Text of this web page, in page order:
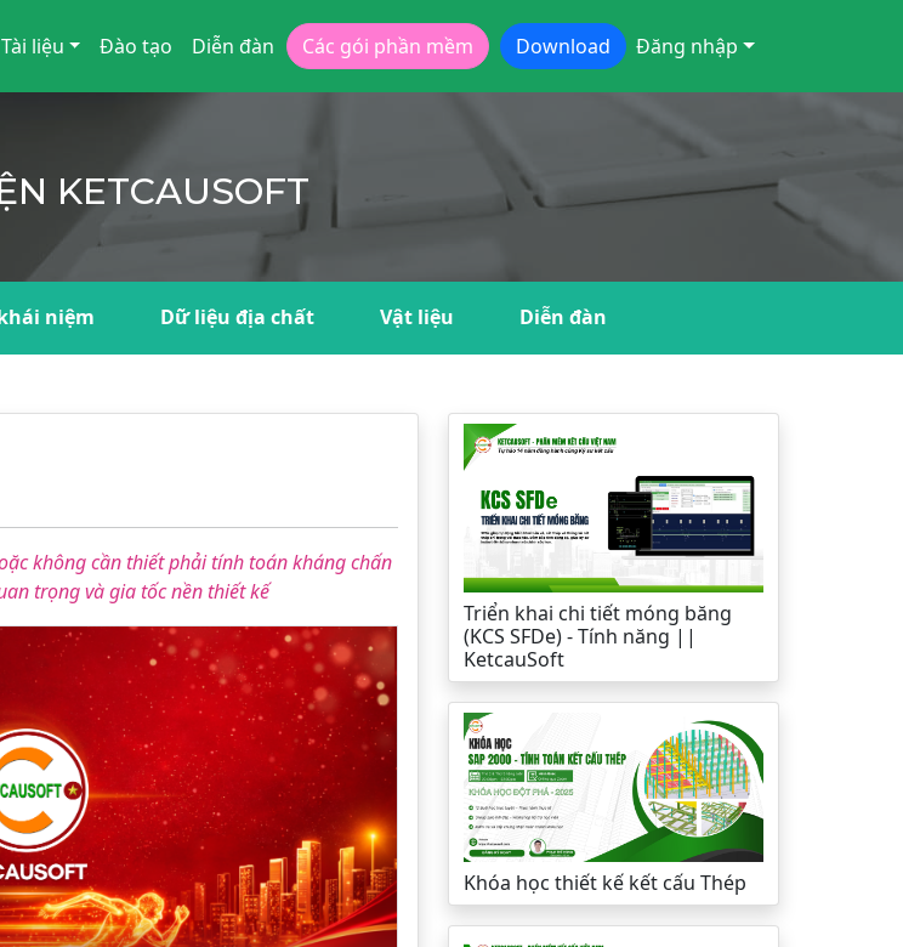
liệu Đào tạo Diễn đàn Các gói phần mềm Download Đăng nhập
KETCAUSOFT
niệm Dữ liệu địa chất Vật liệu Diễn đàn
không cần thiết phải tính toán kháng chấn
trọng và gia tốc nền thiết kế
Triển khai chi tiết móng băng
(KCS SFDe) - Tính năng ||
KetcauSoft
Khóa học thiết kế kết cấu Thép